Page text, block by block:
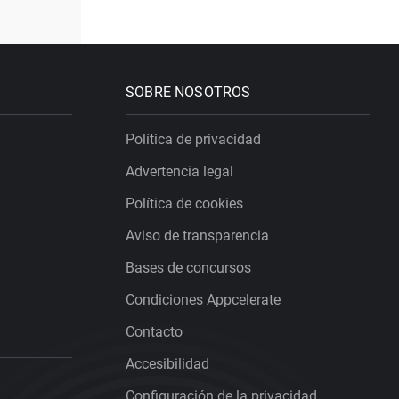
SOBRE NOSOTROS
Política de privacidad
Advertencia legal
Política de cookies
Aviso de transparencia
Bases de concursos
Condiciones Appcelerate
Contacto
Accesibilidad